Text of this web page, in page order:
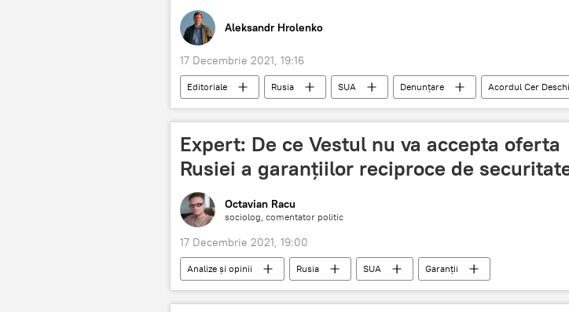
Aleksandr Hrolenko
17 Decembrie 2021, 19:16
Editoriale Rusia SUA Denunțare Acordul Cer
Expert: De ce Vestul nu va accepta oferta
Rusiei a garanțiilor reciproce de
Octavian Racu
sociolog, comentator politic
17 Decembrie 2021, 19:00
Analize și opinii Rusia SUA Garanții